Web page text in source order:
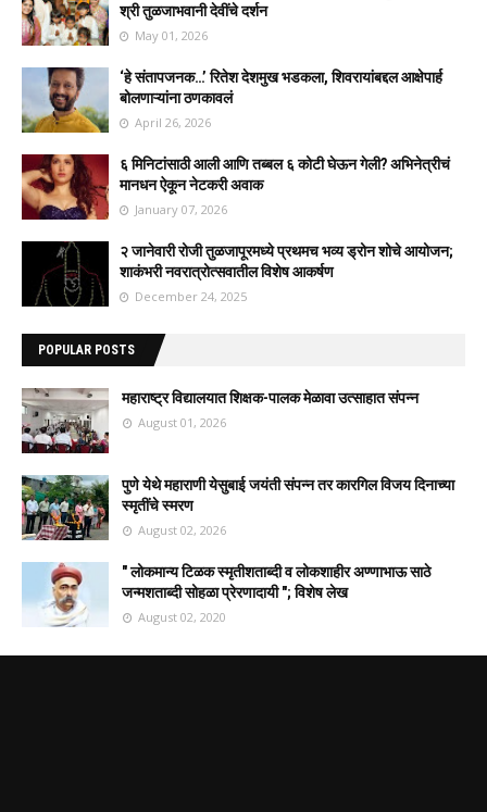
श्री तुळजाभवानी देवींचे दर्शन
May 01, 2026
‘हे संतापजनक…’ रितेश देशमुख भडकला, शिवरायांबद्दल आक्षेपार्ह
बोलणाऱ्यांना ठणकावलं
April 26, 2026
६ मिनिटांसाठी आली आणि तब्बल ६ कोटी घेऊन गेली? अभिनेत्रीचं
मानधन ऐकून नेटकरी अवाक
January 07, 2026
२ जानेवारी रोजी तुळजापूरमध्ये प्रथमच भव्य ड्रोन शोचे आयोजन;
शाकंभरी नवरात्रोत्सवातील विशेष आकर्षण
December 24, 2025
POPULAR POSTS
महाराष्ट्र विद्यालयात शिक्षक-पालक मेळावा उत्साहात संपन्न
August 01, 2026
पुणे येथे महाराणी येसुबाई जयंती संपन्न तर कारगिल विजय दिनाच्या
स्मृतींचे स्मरण
August 02, 2026
" लोकमान्य टिळक स्मृतीशताब्दी व लोकशाहीर अण्णाभाऊ साठे
जन्मशताब्दी सोहळा प्रेरणादायी "; विशेष लेख
August 02, 2020